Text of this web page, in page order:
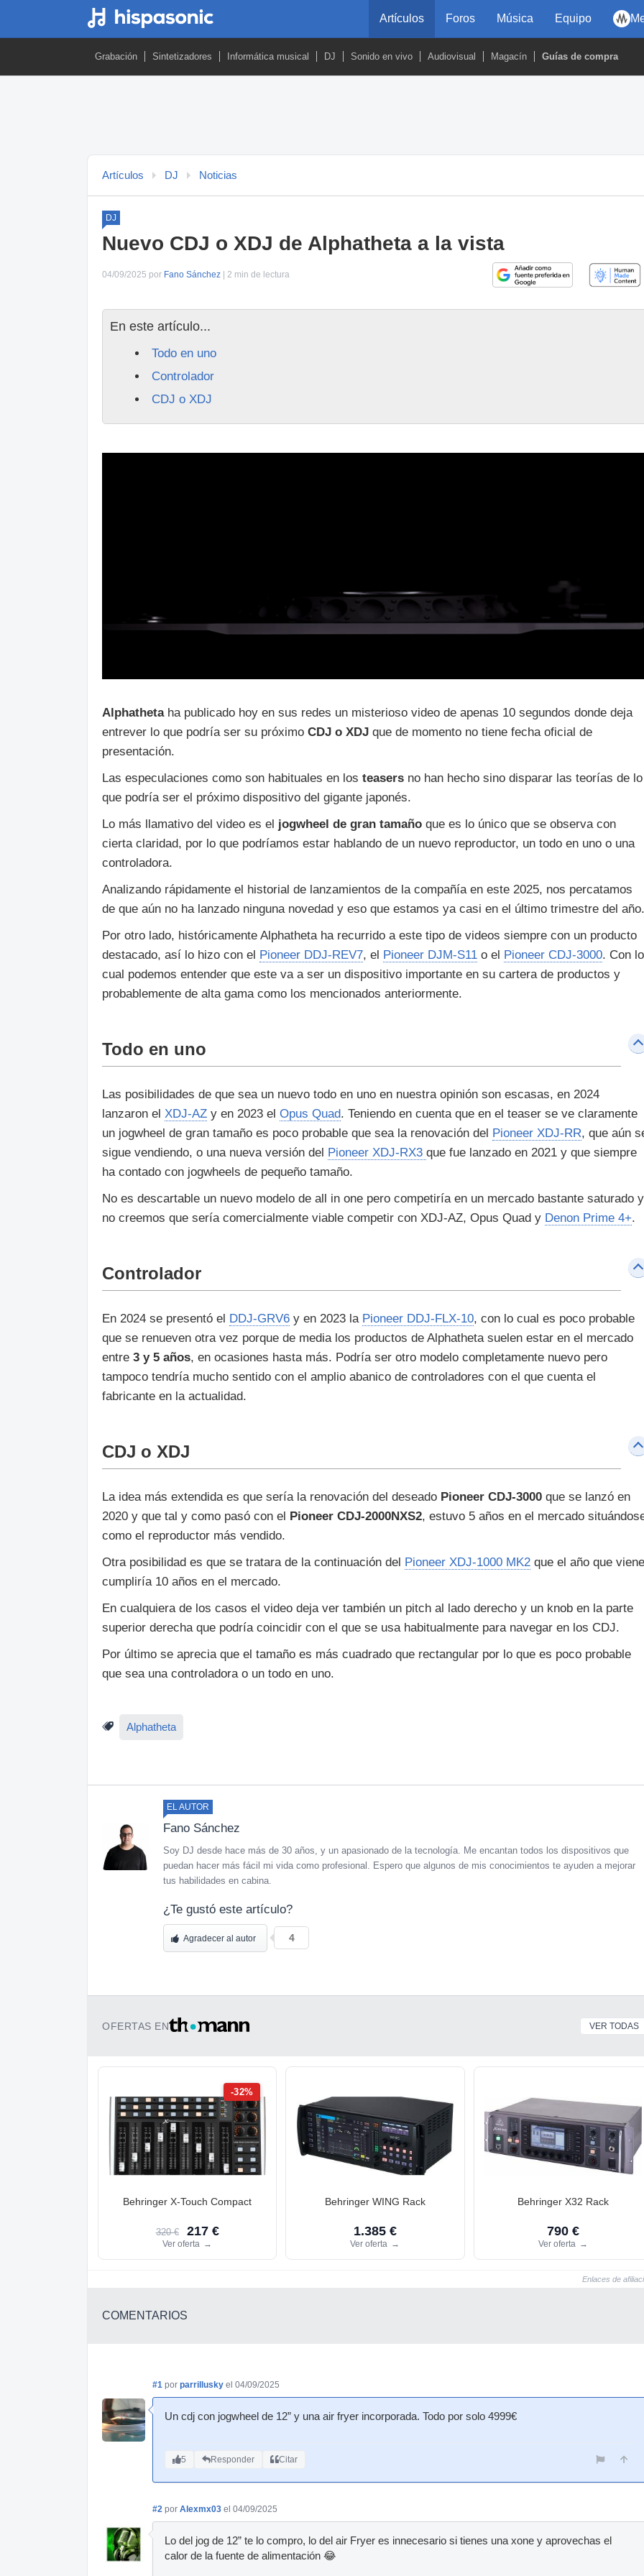
Artículos Foros Música Equipo
Grabación Sintetizadores Informática musical DJ Sonido en vivo Audiovisual Magacín Guías de compra
Artículos DJ Noticias
DJ
Nuevo CDJ o XDJ de Alphatheta a la vista
04/09/2025 por Fano Sánchez | 2 min de lectura
En este artículo...
Todo en uno
Controlador
CDJ o XDJ
Alphathetaha publicado hoy en sus redes un misterioso video de apenas 10 segundos donde deja
entrever lo que podría ser su próximo CDJ o XDJ que de momento no tiene fecha oficial de
presentación.
Las especulaciones como son habituales en los teasers no han hecho sino disparar las teorías de lo
que podría ser el próximo dispositivo del gigante japonés.
Lo más llamativo del video es el jogwheel de gran tamaño que es lo único que se observa con
cierta claridad, por lo que podríamos estar hablando de un nuevo reproductor, un todo en uno o una
controladora.
Analizando rápidamente el historial de lanzamientos de la compañía en este 2025, nos percatamos
de que aún no ha lanzado ninguna novedad y eso que estamos ya casi en el último trimestre del año.
Por otro lado, históricamente Alphatheta ha recurrido a este tipo de videos siempre con un producto
destacado, así lo hizo con el Pioneer DDJ-REV7, el Pioneer DJM-S11 o el Pioneer CDJ-3000. Con lo
cual podemos entender que este va a ser un dispositivo importante en su cartera de productos y
probablemente de alta gama como los mencionados anteriormente.
Todo en uno
Las posibilidades de que sea un nuevo todo en uno en nuestra opinión son escasas, en 2024
lanzaron el XDJ-AZ y en 2023 el Opus Quad. Teniendo en cuenta que en el teaser se ve claramente
un jogwheel de gran tamaño es poco probable que sea la renovación del Pioneer XDJ-RR, que aún
sigue vendiendo, o una nueva versión del Pioneer XDJ-RX3 que fue lanzado en 2021 y que siempre
ha contado con jogwheels de pequeño tamaño.
No es descartable un nuevo modelo de all in one pero competiría en un mercado bastante saturado y
no creemos que sería comercialmente viable competir con XDJ-AZ, Opus Quad y Denon Prime 4+.
Controlador
En 2024 se presentó el DDJ-GRV6 y en 2023 la Pioneer DDJ-FLX-10, con lo cual es poco probable
que se renueven otra vez porque de media los productos de Alphatheta suelen estar en el mercado
entre 3 y 5 años, en ocasiones hasta más. Podría ser otro modelo completamente nuevo pero
tampoco tendría mucho sentido con el amplio abanico de controladores con el que cuenta el
fabricante en la actualidad.
CDJ o XDJ
La idea más extendida es que sería la renovación del deseado Pioneer CDJ-3000 que se lanzó en
2020 y que tal y como pasó con el Pioneer CDJ-2000NXS2, estuvo 5 años en el mercado
como el reproductor más vendido.
Otra posibilidad es que se tratara de la continuación del Pioneer XDJ-1000 MK2 que el año que viene
cumpliría 10 años en el mercado.
En cualquiera de los casos el video deja ver también un pitch al lado derecho y un knob en la parte
superior derecha que podría coincidir con el que se usa habitualmente para navegar en los CDJ.
Por último se aprecia que el tamaño es más cuadrado que rectangular por lo que es poco probable
que sea una controladora o un todo en uno.
Alphatheta
EL AUTOR
Fano Sánchez
Soy DJ desde hace más de 30 años, y un apasionado de la tecnología. Me encantan todos los dispositivos que
puedan hacer más fácil mi vida como profesional. Espero que algunos de mis conocimientos te ayuden a mejorar
tus habilidades en cabina.
¿Te gustó este artículo?
Agradecer al autor 4
OFERTAS EN VER TODAS
-32%
Behringer X-Touch Compact
320 € 217 €
Ver oferta →
Behringer WING Rack
1.385 €
Ver oferta →
Behringer X32 Rack
790 €
Ver oferta →
Enlaces de
COMENTARIOS
#1 por parrillusky el 04/09/2025
Un cdj con jogwheel de 12” y una air fryer incorporada. Todo por solo 4999€
5 Responder Citar
#2 por Alexmx03 el 04/09/2025
Lo del jog de 12” te lo compro, lo del air Fryer es innecesario si tienes una xone y aprovechas el
calor de la fuente de alimentación 😂